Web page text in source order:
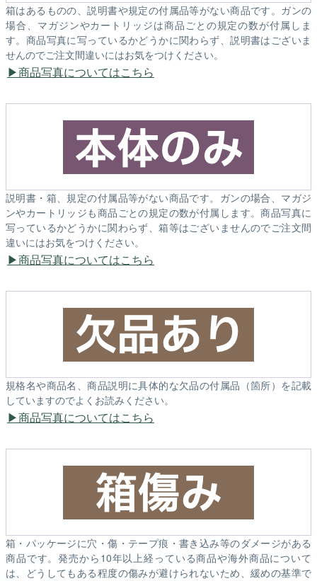
箱はあるものの、説明書や規定の付属品等がない商品です。ガンの
場合、マガジンやカートリッジは商品ごとの規定の数が付属しま
す。商品写真に写っているかどうかに関わらず、説明書はございま
せんのでご注文間違いにはお気をつけください。
商品写真についてはこちら
説明書・箱、規定の付属品等がない商品です。ガンの場合、マガジ
ンやカートリッジも商品ごとの規定の数が付属します。商品写真に
写っているかどうかに関わらず、箱等はございませんのでご注文間
違いにはお気をつけください。
商品写真についてはこちら
規格名や商品名、商品説明に具体的な欠品の付属品（箇所）を記載
していますのでよくお読みください。
商品写真についてはこちら
箱・パッケージに穴・傷・テープ痕・書き込み等のダメージがある
商品です。発売から10年以上経っている商品や海外商品について
は、どうしてもある程度の傷みが避けられないため、緩めの基準で